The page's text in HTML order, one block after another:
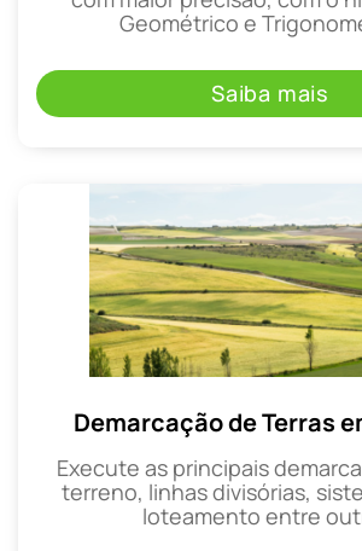
Geométrico e
Saiba mais
Demarcação de Terras
Execute as principais
terreno, linhas divisórias,
loteamento entre